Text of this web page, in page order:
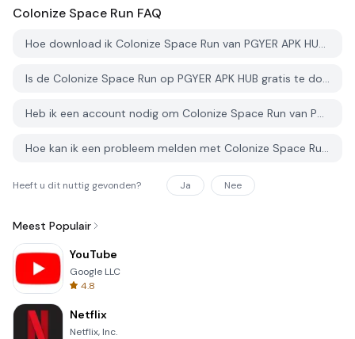
Colonize Space Run FAQ
Hoe download ik Colonize Space Run van PGYER APK HUB?
Is de Colonize Space Run op PGYER APK HUB gratis te downloaden?
Heb ik een account nodig om Colonize Space Run van PGYER APK HUB te downloaden?
Hoe kan ik een probleem melden met Colonize Space Run op PGYER APK HUB?
Heeft u dit nuttig gevonden? Ja Nee
Meest Populair
YouTube
Google LLC
4.8
Netflix
Netflix, Inc.